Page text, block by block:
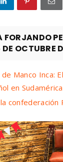
FORJANDO
OCTUBRE
Manco Inca:
en Sudamérica
confederación